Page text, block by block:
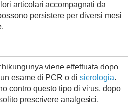
articolari accompagnati da
persistere per diversi mesi
viene effettuata dopo
esame di PCR o di sierologia.
contro questo tipo di virus, dopo
prescrivere analgesici,